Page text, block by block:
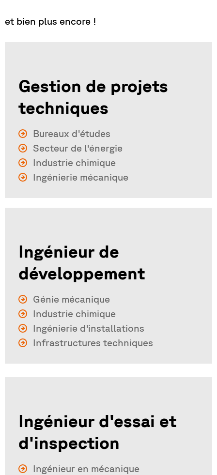
et bien plus encore !
Gestion de projets
techniques
Bureaux d'études
Secteur de l'énergie
Industrie chimique
Ingénierie mécanique
Ingénieur de
développement
Génie mécanique
Industrie chimique
Ingénierie d'installations
Infrastructures techniques
Ingénieur d'essai et
d'inspection
Ingénieur en mécanique